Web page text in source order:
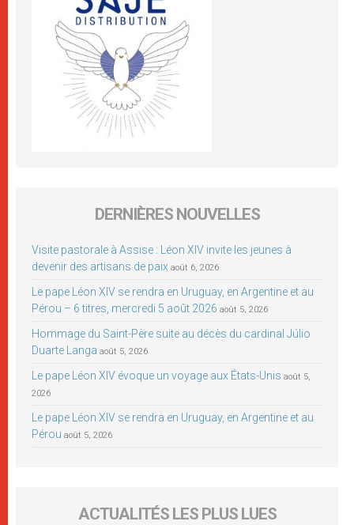
DERNIÈRES NOUVELLES
Visite pastorale à Assise : Léon XIV invite les jeunes à
devenir des artisans de paix août 6, 2026
Le pape Léon XIV se rendra en Uruguay, en Argentine et au
Pérou – 6 titres, mercredi 5 août 2026 août 5, 2026
Hommage du Saint-Père suite au décès du cardinal Júlio
Duarte Langa août 5, 2026
Le pape Léon XIV évoque un voyage aux États-Unis août 5,
2026
Le pape Léon XIV se rendra en Uruguay, en Argentine et au
Pérou août 5, 2026
ACTUALITÉS LES PLUS LUES